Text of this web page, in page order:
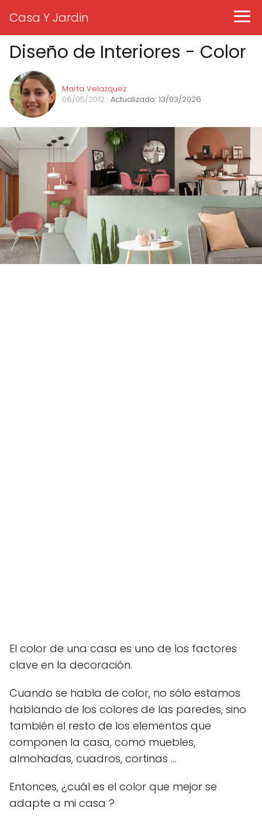
Casa Y Jardin
Diseño de Interiores - Color
Marta Velazquez
08/05/2012 · Actualizado: 13/03/2026
El color de una casa es uno de los factores
clave en la decoración.
Cuando se habla de color, no sólo estamos
hablando de los colores de las paredes, sino
también el resto de los elementos que
componen la casa, como muebles,
almohadas, cuadros, cortinas ...
Entonces, ¿cuál es el color que mejor se
adapte a mi casa ?